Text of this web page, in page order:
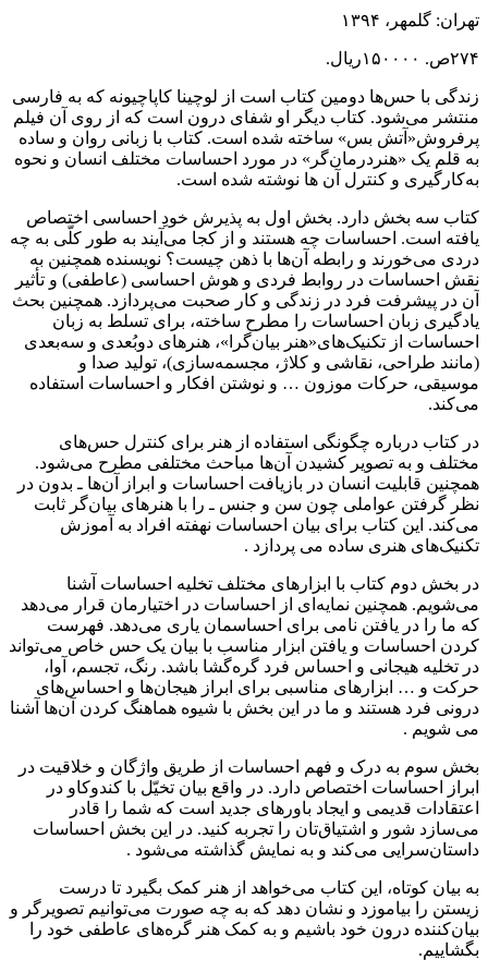
تهران: گلمهر، ۱۳۹۴
۲۷۴ص. ۱۵۰۰۰۰ریال.
زندگی با حس‌ها دومین کتاب است از لوچینا کاپاچیونه که به فارسی
منتشر می‌شود. کتاب دیگر او شفای درون است که از روی آن فیلم
پرفروش«آتش بس» ساخته شده است. کتاب با زبانی روان و ساده
به قلم یک «هنردرمان‌گر» در مورد احساسات مختلف انسان و نحوه
به‌کارگیری و کنترل آن ها نوشته شده است.
کتاب سه بخش دارد. بخش اول به پذیرش خودِ احساسی اختصاص
یافته است. احساسات چه هستند و از کجا می‌آیند به طور کلّی به چه
دردی می‌خورند و رابطه آن‌ها با ذهن چیست؟ نویسنده همچنین به
نقش احساسات در روابط فردی و هوش احساسی (عاطفی) و تأثیر
آن در پیشرفت فرد در زندگی و کار صحبت می‌پردازد. همچنین بحث
یادگیری زبان احساسات را مطرح ساخته، برای تسلط به زبان
احساسات از تکنیک‌های«هنر بیان‌گرا»، هنرهای دوبُعدی و سه‌بعدی
(مانند طراحی، نقاشی و کلاژ، مجسمه‌سازی)، تولید صدا و
موسیقی، حرکات موزون … و نوشتن افکار و احساسات استفاده
می‌کند.
در کتاب درباره چگونگی استفاده از هنر برای کنترل حس‌های
مختلف و به تصویر کشیدن آن‌ها مباحث مختلفی مطرح می‌شود.
همچنین قابلیت انسان در بازیافت احساسات و ابراز آن‌ها ـ بدون در
نظر گرفتن عواملی چون سن و جنس ـ را با هنرهای بیان‌گر ثابت
می‌کند. این کتاب برای بیان احساسات نهفته افراد به آموزش
تکنیک‌های هنری ساده می پردازد .
در بخش دوم کتاب با ابزارهای مختلف تخلیه احساسات آشنا
می‌شویم. همچنین نمایه‌ای از احساسات در اختیارمان قرار می‌دهد
که ما را در یافتن نامی برای احساسمان یاری می‌دهد. فهرست
کردن احساسات و یافتن ابزار مناسب با بیان یک حس خاص می‌تواند
در تخلیه هیجانی و احساس فرد گره‌گشا باشد. رنگ، تجسم، آوا،
حرکت و … ابزارهای مناسبی برای ابراز هیجان‌ها و احساس‌های
درونی فرد هستند و ما در این بخش با شیوه هماهنگ کردن آن‌ها آشنا
می شویم .
بخش سوم به درک و فهم احساسات از طریق واژگان و خلاقیت در
ابراز احساسات اختصاص دارد. در واقع بیان تخیّل با کندوکاو در
اعتقادات قدیمی و ایجاد باورهای جدید است که شما را قادر
می‌سازد شور و اشتیاق‌تان را تجربه کنید. در این بخش احساسات
داستان‌سرایی می‌کند و به نمایش گذاشته می‌‌شود .
به بیان کوتاه، این کتاب می‌خواهد از هنر کمک بگیرد تا درست
زیستن را بیاموزد و نشان دهد که به چه صورت می‌توانیم تصویرگر و
بیان‌کننده درون خود باشیم و به کمک هنر گره‌های عاطفی خود را
بگشاییم.